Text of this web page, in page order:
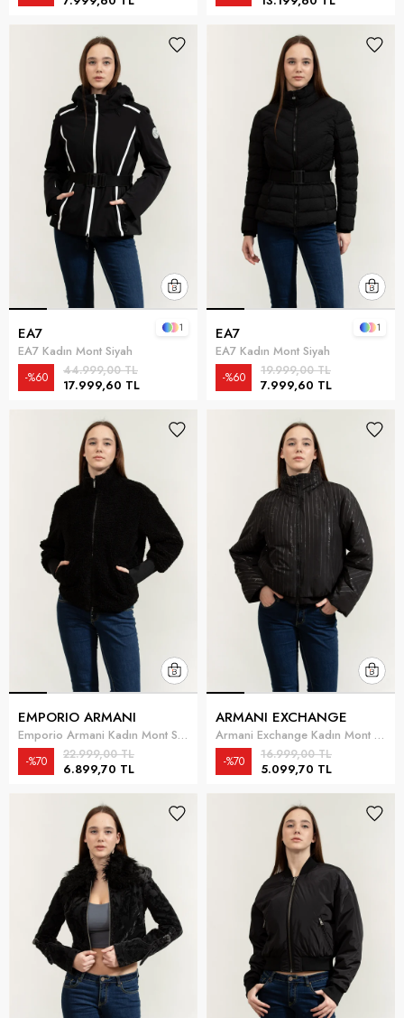
EA7
EA7 Kadın Mont Siyah
17.999,60 TL
44.999,00 TL
%60
1 EA7
EA7 Kadın Mont Siyah
7.999,60 TL
19.999,00 TL
%60
1
EMPORIO ARMANI
Emporio Armani Kadın Mont Siyah
6.899,70 TL
22.999,00 TL
%70
ARMANI EXCHANGE
Armani Exchange Kadın Mont Siyah
5.099,70 TL
16.999,00 TL
%70